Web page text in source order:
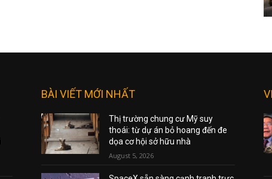
BÀI VIẾT MỚI NHẤT
Thị trường chung cư Mỹ suy
thoái: từ dự án bỏ hoang đến đe
dọa cơ hội sở hữu nhà
August 5, 2026